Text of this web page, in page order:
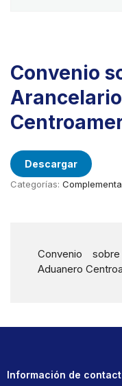
Convenio
Descargar
Categorías:
Convenio
Aduanero
Información de